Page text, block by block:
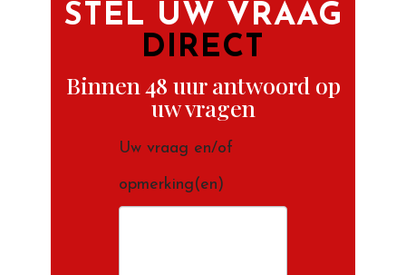
STEL UW VRAAG
DIRECT
Binnen 48 uur antwoord op
uw vragen
Contact
formulier
Uw vraag en/of
opmerking(en)
Indien
je